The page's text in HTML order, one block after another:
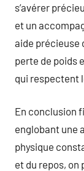
s’avérer
et un
aide précieuse
perte de poids
qui respectent
En conclusion
englobant une
physique
et du repos,